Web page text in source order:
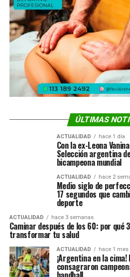
ÚLTIMAS
ACTUALIDAD hace 1 día
Con la ex-Leona
Selección argentina
bicampeona mundial
ACTUALIDAD hace 2
Medio siglo de
17 segundos que
deporte
ACTUALIDAD hace 3 semanas
Caminar después de los 60: por qué
transformar tu salud
ACTUALIDAD hace 1 mes
¡Argentina en la
consagraron